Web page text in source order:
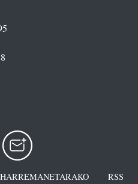
HARREMANETARAKO RSS